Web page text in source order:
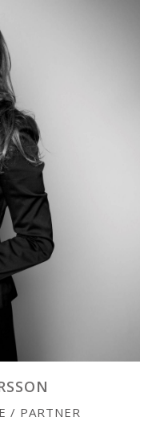
/ PARTNER